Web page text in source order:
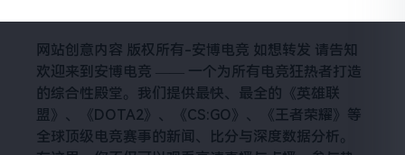
网站创意内容 版权所有-安博电竞 如想转发 请告知
欢迎来到安博电竞 —— 一个为所有电竞狂热者打造
的综合性殿堂。我们提供最快、最全的《英雄联
盟》、《DOTA2》、《CS:GO》、《王者荣耀》等
全球顶级电竞赛事的新闻、比分与深度数据分析。